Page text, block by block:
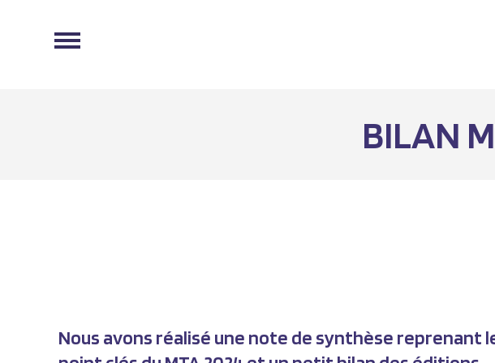
BILAN
Nous avons réalisé une note de synthèse reprenant